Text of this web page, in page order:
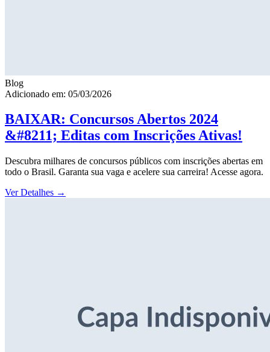
Blog
Adicionado em: 05/03/2026
BAIXAR: Concursos Abertos 2024
&#8211; Editas com Inscrições Ativas!
Descubra milhares de concursos públicos com inscrições abertas em
todo o Brasil. Garanta sua vaga e acelere sua carreira! Acesse agora.
Ver Detalhes →